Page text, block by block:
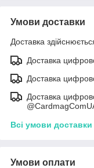
Умови доставки
Доставка
Доставка
Доставка
Доставка
Всі умови доставки
Умови оплати